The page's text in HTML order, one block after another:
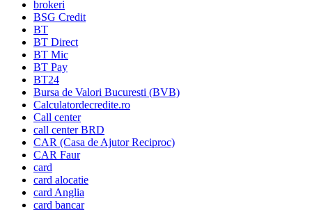
brokeri
BSG Credit
BT
BT Direct
BT Mic
BT Pay
BT24
Bursa de Valori Bucuresti (BVB)
Calculatordecredite.ro
Call center
call center BRD
CAR (Casa de Ajutor Reciproc)
CAR Faur
card
card alocatie
card Anglia
card bancar